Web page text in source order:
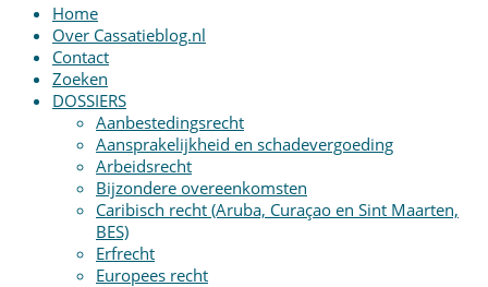
Home
Over Cassatieblog.nl
Contact
Zoeken
DOSSIERS
Aanbestedingsrecht
Aansprakelijkheid en schadevergoeding
Arbeidsrecht
Bijzondere overeenkomsten
Caribisch recht (Aruba, Curaçao en Sint Maarten,
BES)
Erfrecht
Europees recht